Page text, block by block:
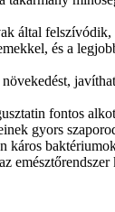
által
és a
fontos
gyors
káros
emésztőrendszer